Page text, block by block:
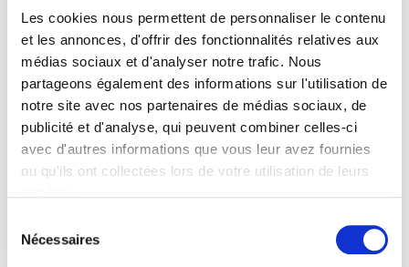
Les cookies nous permettent de personnaliser le contenu
et les annonces, d'offrir des fonctionnalités relatives aux
médias sociaux et d'analyser notre trafic. Nous
partageons également des informations sur l'utilisation de
notre site avec nos partenaires de médias sociaux, de
publicité et d'analyse, qui peuvent combiner celles-ci
avec d'autres informations que vous leur avez fournies
ou qu'ils ont collectées lors de votre utilisation de leurs
Nécessaires
22 juillet 2019 0 Like